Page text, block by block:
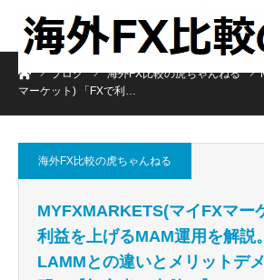
ホームブログ 海外FX比較の虎ちゃんねる
マーケット) 「FXで利…
海外FX比較の虎ちゃんねる
MYFXMARKETS(マイFXマー
利益を上げるMAM運用を解説
LAMMとの違いとメリットデ